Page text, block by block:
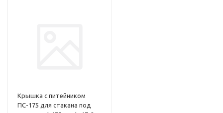
Крышка с питейником
ПС-175 для стакана под